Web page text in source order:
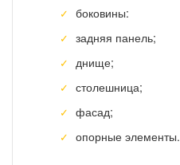
боковины:
задняя панель;
днище;
столешница;
фасад;
опорные элементы.